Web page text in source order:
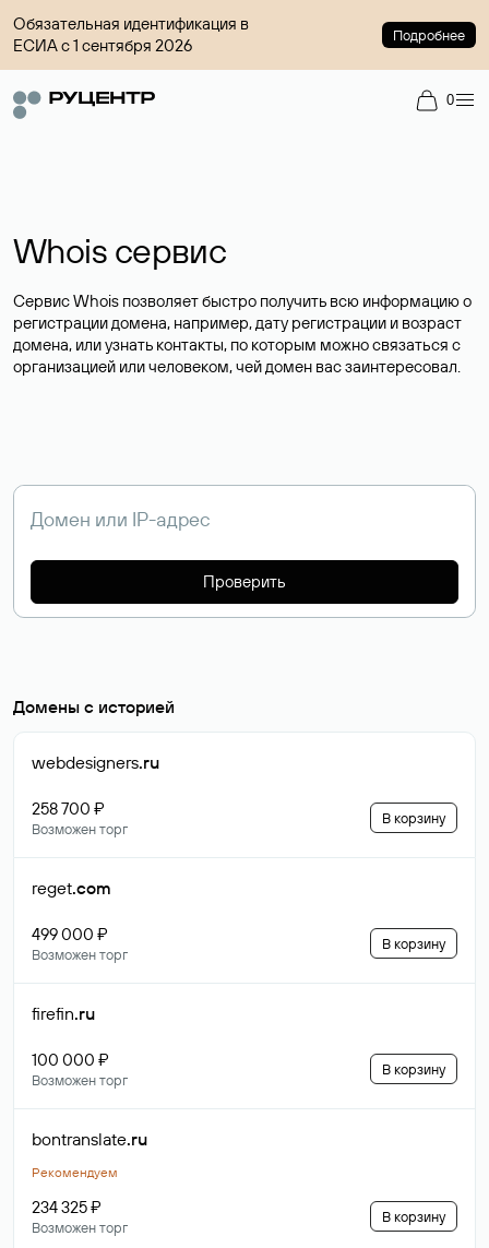
Обязательная идентификация в
ЕСИА с 1 сентября 2026
Подробнее
0
Whois сервис
Сервис Whois позволяет быстро получить всю информацию о
регистрации домена, например, дату регистрации и возраст
домена, или узнать контакты, по которым можно связаться с
организацией или человеком, чей домен вас заинтересовал.
Проверить
Домены с историей
webdesigners.ru
258 700 ₽
Возможен торг
В корзину
reget.com
499 000 ₽
Возможен торг
В корзину
firefin.ru
100 000 ₽
Возможен торг
В корзину
bontranslate.ru
Рекомендуем
234 325 ₽
Возможен торг
В корзину